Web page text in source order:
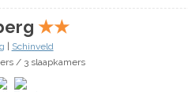
★★
Schinveld
/ 3 slaapkamers